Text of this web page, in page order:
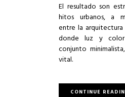
El resultado son
hitos urbanos, a
entre la
donde luz y color
conjunto
vital.
CONTINUE